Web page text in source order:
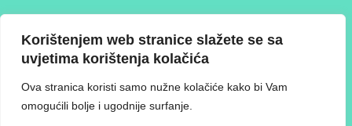
Korištenjem web stranice slažete se sa
uvjetima korištenja kolačića
Ova stranica koristi samo nužne kolačiće kako bi Vam
omogućili bolje i ugodnije surfanje.
T: +387 61 372 767 E: info@ksgs.ba W: www.ksgs.ba